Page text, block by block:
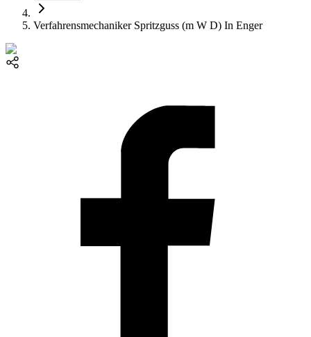
Verfahrensmechaniker Spritzguss (m W D) In Enger